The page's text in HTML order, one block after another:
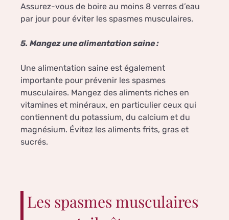
Assurez-vous de boire au moins 8 verres d’eau
par jour pour éviter les spasmes musculaires.
5. Mangez une alimentation saine :
Une alimentation saine est également
importante pour prévenir les spasmes
musculaires. Mangez des aliments riches en
vitamines et minéraux, en particulier ceux qui
contiennent du potassium, du calcium et du
magnésium. Évitez les aliments frits, gras et
sucrés.
Les spasmes musculaires